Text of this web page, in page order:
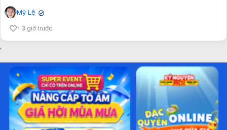
Mỹ Lệ ✔
3 giờ trước